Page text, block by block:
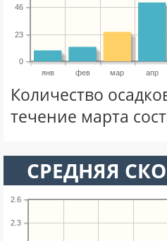
янв фев мар апр
0
23
46
Количество
течение марта
СРЕДНЯЯ
2.3
2.6